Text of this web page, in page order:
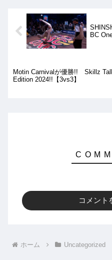
BC
Motin Carnivalが優勝!! Skillz
Edition 2024!!【3vs3】
コメント
ホーム Uncategorized